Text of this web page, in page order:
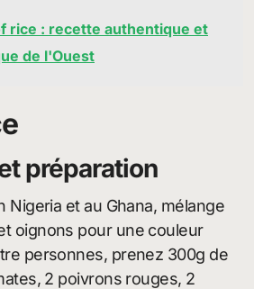
rice : recette authentique et
de l'Ouest
préparation
Nigeria et au Ghana, mélange
oignons pour une couleur
personnes, prenez 300g de
2 poivrons rouges, 2